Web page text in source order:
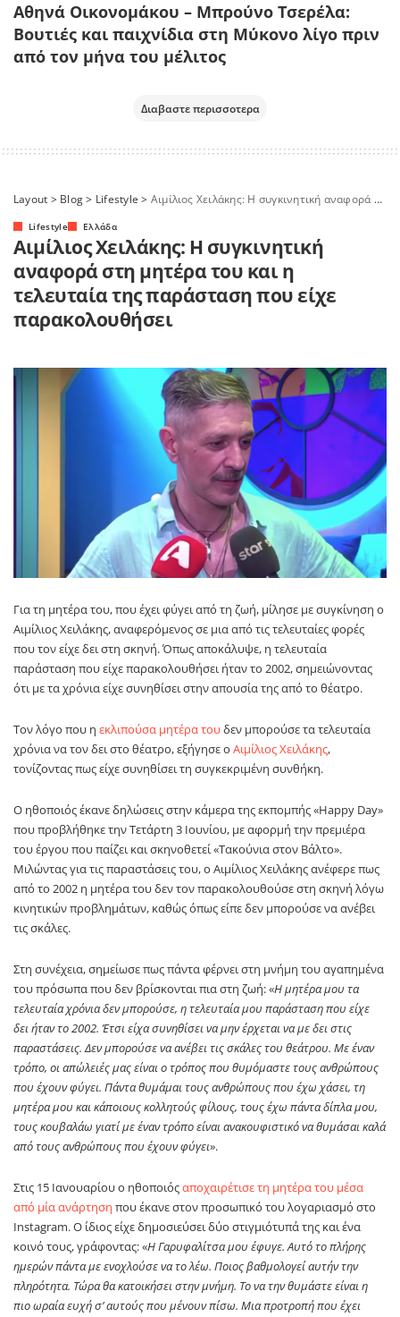
Αθηνά Οικονομάκου – Μπρούνο Τσερέλα:
Βουτιές και παιχνίδια στη Μύκονο λίγο πριν
από τον μήνα του μέλιτος
Διαβαστε περισσοτερα
Layout > Blog> Lifestyle > Αιμίλιος Χειλάκης: Η συγκινητική αναφορά στη μητέρα του και η τελευταία της παράσταση που είχε παρακολουθήσει
Lifestyle Ελλάδα
Αιμίλιος Χειλάκης: Η συγκινητική
αναφορά στη μητέρα του και η
τελευταία της παράσταση που είχε
παρακολουθήσει
Για τη μητέρα του, που έχει φύγει από τη ζωή, μίλησε με συγκίνηση ο
Αιμίλιος Χειλάκης, αναφερόμενος σε μια από τις τελευταίες φορές
που τον είχε δει στη σκηνή. Όπως αποκάλυψε, η τελευταία
παράσταση που είχε παρακολουθήσει ήταν το 2002, σημειώνοντας
ότι με τα χρόνια είχε συνηθίσει στην απουσία της από το θέατρο.
Τον λόγο που η εκλιπούσα μητέρα τουδεν μπορούσε τα τελευταία
χρόνια να τον δει στο θέατρο, εξήγησε ο Αιμίλιος Χειλάκης,
τονίζοντας πως είχε συνηθίσει τη συγκεκριμένη συνθήκη.
Ο ηθοποιός έκανε δηλώσεις στην κάμερα της εκπομπής «Happy Day»
που προβλήθηκε την Τετάρτη 3 Ιουνίου, με αφορμή την πρεμιέρα
του έργου που παίζει και σκηνοθετεί «Τακούνια στον Βάλτο».
Μιλώντας για τις παραστάσεις του, ο Αιμίλιος Χειλάκης ανέφερε πως
από το 2002 η μητέρα του δεν τον παρακολουθούσε στη σκηνή λόγω
κινητικών προβλημάτων, καθώς όπως είπε δεν μπορούσε να ανέβει
τις σκάλες.
Στη συνέχεια, σημείωσε πως πάντα φέρνει στη μνήμη του αγαπημένα
του πρόσωπα που δεν βρίσκονται πια στη ζωή: «Η μητέρα μου τα
τελευταία χρόνια δεν μπορούσε, η τελευταία μου παράσταση που είχε
δει ήταν το 2002. Έτσι είχα συνηθίσει να μην έρχεται να με δει στις
παραστάσεις. Δεν μπορούσε να ανέβει τις σκάλες του θεάτρου. Με έναν
τρόπο, οι απώλειές μας είναι ο τρόπος που θυμόμαστε τους ανθρώπους
που έχουν φύγει. Πάντα θυμάμαι τους ανθρώπους που έχω χάσει, τη
μητέρα μου και κάποιους κολλητούς φίλους, τους έχω πάντα δίπλα μου,
τους κουβαλάω γιατί με έναν τρόπο είναι ανακουφιστικό να θυμάσαι καλά
από τους ανθρώπους που έχουν φύγει».
Στις 15 Ιανουαρίου ο ηθοποιόςαποχαιρέτισε τη μητέρα του μέσα
από μία ανάρτηση που έκανε στον προσωπικό του λογαριασμό στο
Instagram. Ο ίδιος είχε δημοσιεύσει δύο στιγμιότυπά της και ένα
κοινό τους, γράφοντας: «Η Γαρυφαλίτσα μου έφυγε. Αυτό το πλήρης
ημερών πάντα με ενοχλούσε να το λέω. Ποιος βαθμολογεί αυτήν την
πληρότητα. Τώρα θα κατοικήσει στην μνήμη. Το να την θυμάστε είναι η
πιο ωραία ευχή σ’ αυτούς που μένουν πίσω. Μια προτροπή που έχει